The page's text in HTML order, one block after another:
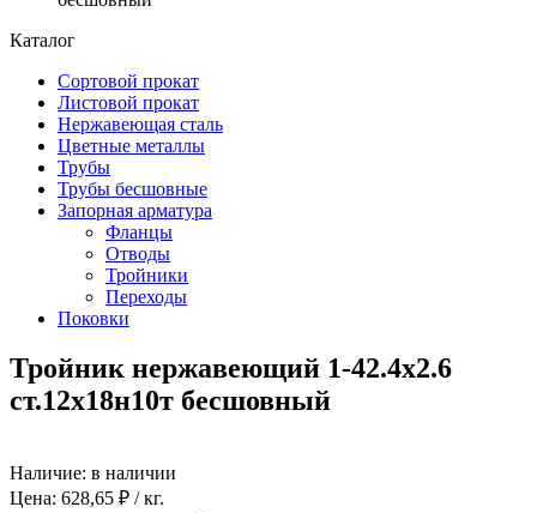
Каталог
Сортовой прокат
Листовой прокат
Нержавеющая сталь
Цветные металлы
Трубы
Трубы бесшовные
Запорная арматура
Фланцы
Отводы
Тройники
Переходы
Поковки
Тройник нержавеющий 1-42.4х2.6
ст.12х18н10т бесшовный
Наличие: в наличии
Цена: 628,65 ₽ / кг.